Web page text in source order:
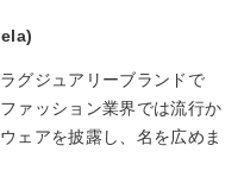
グジュアリーブランドで
ァッション業界では流行か
ェアを披露し、名を広めま